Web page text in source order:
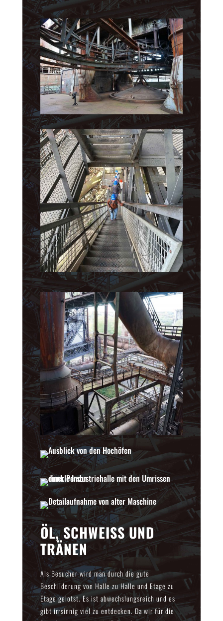
ÖL, SCHWEISS UND T
RÄNEN
Als Besucher wird man durch die gute
Beschilderung von Halle zu Halle und Etage zu
Etage gelotst. Es ist abwechslungsreich und es
gibt irrsinnig viel zu entdecken. Da wir für die